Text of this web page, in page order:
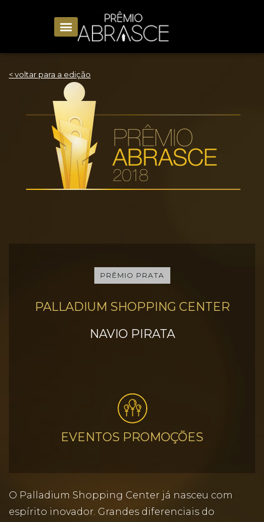
< voltar para a edição
PRÊMIO PRATA
PALLADIUM SHOPPING CENTER
NAVIO PIRATA
EVENTOS PROMOÇÕES
O Palladium Shopping Center já nasceu com
espírito inovador. Grandes diferenciais do